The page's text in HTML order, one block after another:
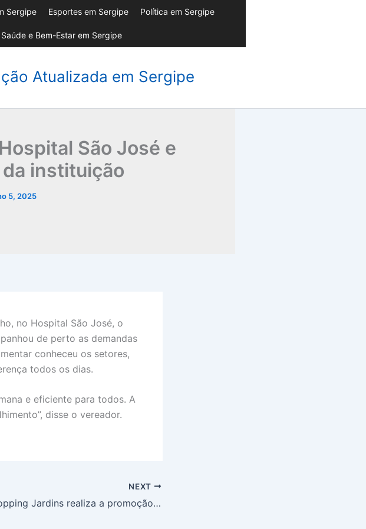
Sergipe Esportes em Sergipe Política em Sergipe
Saúde e Bem-Estar em Sergipe
Atualizada em Sergipe
São José e
instituição
5, 2025
no Hospital São José, o
de perto as demandas
conheceu os setores,
todos os dias.
e eficiente para todos. A
disse o vereador.
NEXT
Shopping Jardins realiza a promoção ‘Namorados Agarradinhos’